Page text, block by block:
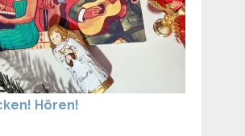
Hören!